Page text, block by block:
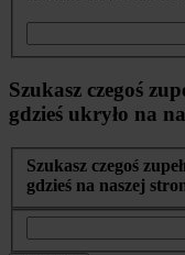
Szukasz czegoś
gdzieś ukryło na
Szukasz czegoś
gdzieś na naszej